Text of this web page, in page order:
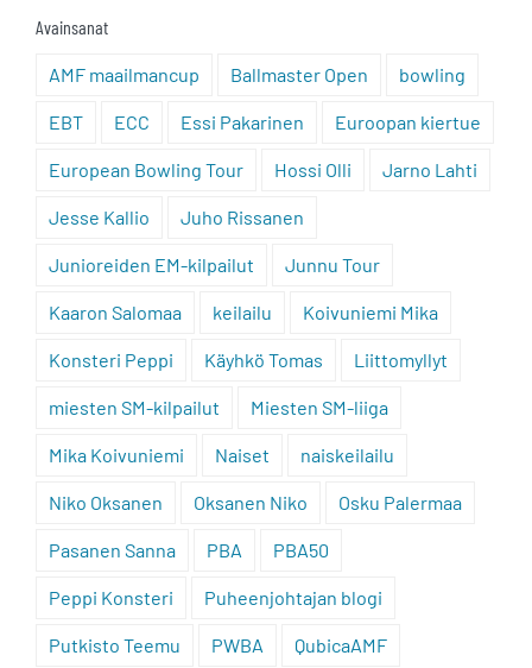
Avainsanat
AMF maailmancup Ballmaster Open bowling
EBT ECC Essi Pakarinen Euroopan kiertue
European Bowling Tour Hossi Olli Jarno Lahti
Jesse Kallio Juho Rissanen
Junioreiden EM-kilpailut Junnu Tour
Kaaron Salomaa keilailu Koivuniemi Mika
Konsteri Peppi Käyhkö Tomas Liittomyllyt
miesten SM-kilpailut Miesten SM-liiga
Mika Koivuniemi Naiset naiskeilailu
Niko Oksanen Oksanen Niko Osku Palermaa
Pasanen Sanna PBA PBA50
Peppi Konsteri Puheenjohtajan blogi
Putkisto Teemu PWBA QubicaAMF